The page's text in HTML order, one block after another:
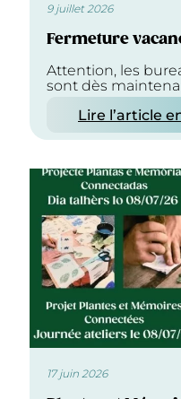
9 juillet 2026
Fermeture
Attention, les
sont dès
Lire l’article
17 juin 2026